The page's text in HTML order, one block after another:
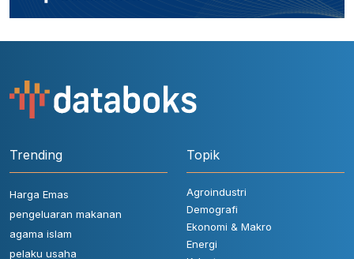
Trending
Harga Emas
pengeluaran makanan
agama islam
pelaku usaha
Topik
Agroindustri
Demografi
Ekonomi & Makro
Energi